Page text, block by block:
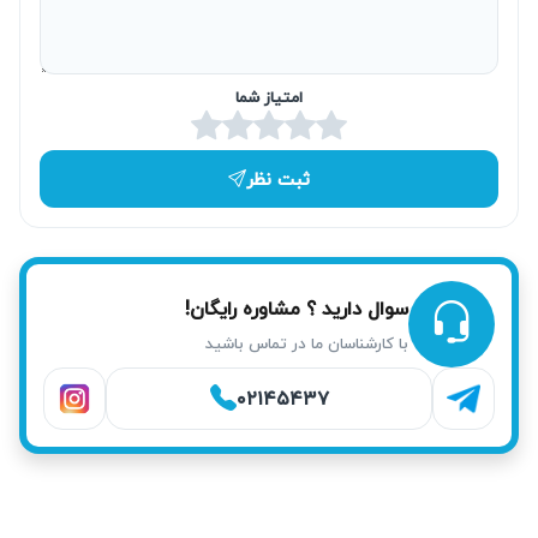
وقت به تعمیر نیاز دارند. انجام خدمات در محل، باعث
صرفه‌جویی در زمان و هزینه حمل و نقل می‌شود.
امتیاز شما
ثبت نظر
سوال دارید ؟ مشاوره رایگان!
با کارشناسان ما در تماس باشید
۰۲۱۴۵۴۳۷